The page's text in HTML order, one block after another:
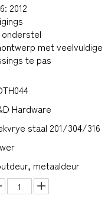
2012
met veelvuldige
te pas
Hardware
staal 201/304/316
metaaldeur